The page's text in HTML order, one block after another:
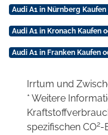
Audi A1 in Nürnberg
Audi A1 in Kronach Kaufen
Audi A1 in Franken Kaufen
Irrtum und
* Weitere
spezifischen CO2-